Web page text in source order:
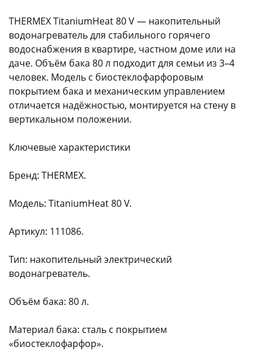
THERMEX TitaniumHeat 80 V — накопительный
водонагреватель для стабильного горячего
водоснабжения в квартире, частном доме или на
даче. Объём бака 80 л подходит для семьи из 3–4
человек. Модель с биостеклофарфоровым
покрытием бака и механическим управлением
отличается надёжностью, монтируется на стену в
вертикальном положении.
Ключевые характеристики
Бренд: THERMEX.
Модель: TitaniumHeat 80 V.
Артикул: 111086.
Тип: накопительный электрический
водонагреватель.
Объём бака: 80 л.
Материал бака: сталь с покрытием
«биостеклофарфор».
раз в 2 недели